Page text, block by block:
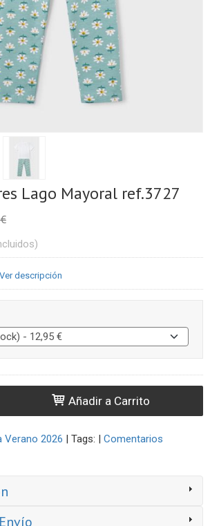
Lago Mayoral ref.3727
Ver descripción
Añadir a Carrito
Verano 2026 | Tags: | Comentarios